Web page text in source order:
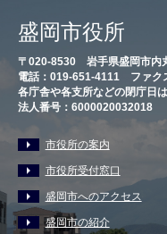
盛岡市役所
〒020-8530 岩手県盛岡市
電話：019-651-4111 ファク
各庁舎や各支所などの閉庁日
法人番号：6000020032018
市役所の案内
市役所受付窓口
盛岡市へのアクセス
盛岡市の紹介